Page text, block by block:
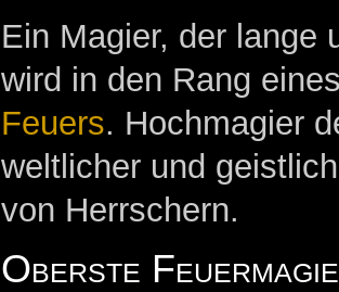
Ein Magier, der lange
wird in den Rang
Feuers. Hochmagier
weltlicher und
von Herrschern.
Oberste